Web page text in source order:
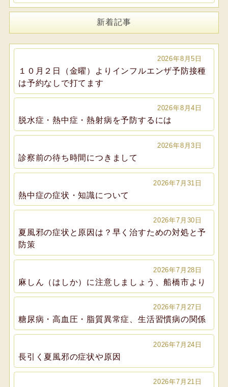
新着記事
2026年8月5日
１０月２日（金曜）よりインフルエンザ予防接種
は予約なしで打てます
2026年8月4日
脱水症・熱中症・熱射病を予防するには
2026年8月3日
診察前の待ち時間につきまして
2026年7月31日
熱中症の症状・知識について
2026年7月30日
夏風邪の症状と原因は？早く治すための対処と予
防策
2026年7月28日
麻しん（はしか）に注意しましょう、船橋市より
2026年7月27日
糖尿病・高血圧・脂質異常症、生活習慣病の関係
2026年7月24日
長引く夏風邪の症状や原因
2026年7月21日